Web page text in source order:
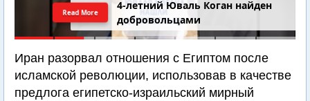
4-летний Юваль Коган найден
добровольцами
Read More
Иран разорвал отношения с Египтом после
исламской революции, использовав в качестве
предлога египетско-израильский мирный